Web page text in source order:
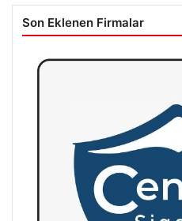
Son Eklenen Firmalar